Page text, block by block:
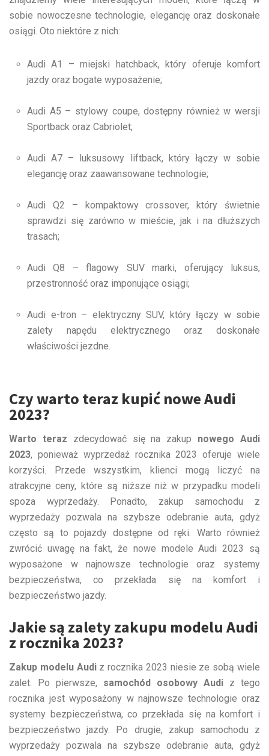
sobie nowoczesne technologie, elegancję oraz doskonałe
osiągi. Oto niektóre z nich:
Audi A1 – miejski hatchback, który oferuje komfort
jazdy oraz bogate wyposażenie;
Audi A5 – stylowy coupe, dostępny również w wersji
Sportback oraz Cabriolet;
Audi A7 – luksusowy liftback, który łączy w sobie
elegancję oraz zaawansowane technologie;
Audi Q2 – kompaktowy crossover, który świetnie
sprawdzi się zarówno w mieście, jak i na dłuższych
trasach;
Audi Q8 – flagowy SUV marki, oferujący luksus,
przestronność oraz imponujące osiągi;
Audi e-tron – elektryczny SUV, który łączy w sobie
zalety napędu elektrycznego oraz doskonałe
właściwości jezdne.
Czy warto teraz kupić nowe Audi
2023?
Warto teraz zdecydować się na zakup nowego Audi
2023, ponieważ wyprzedaż rocznika 2023 oferuje wiele
korzyści. Przede wszystkim, klienci mogą liczyć na
atrakcyjne ceny, które są niższe niż w przypadku modeli
spoza wyprzedaży. Ponadto, zakup samochodu z
wyprzedaży pozwala na szybsze odebranie auta, gdyż
często są to pojazdy dostępne od ręki. Warto również
zwrócić uwagę na fakt, że nowe modele Audi 2023 są
wyposażone w najnowsze technologie oraz systemy
bezpieczeństwa, co przekłada się na komfort i
bezpieczeństwo jazdy.
Jakie są zalety zakupu modelu Audi
z rocznika 2023?
Zakup modelu Audiz rocznika 2023 niesie ze sobą wiele
zalet. Po pierwsze, samochód osobowy Audi z tego
rocznika jest wyposażony w najnowsze technologie oraz
systemy bezpieczeństwa, co przekłada się na komfort i
bezpieczeństwo jazdy. Po drugie, zakup samochodu z
wyprzedaży pozwala na szybsze odebranie auta, gdyż